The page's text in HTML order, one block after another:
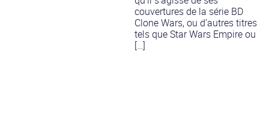
couvertures de la série BD
Clone Wars, ou d’autres titres
tels que Star Wars Empire ou
[…]